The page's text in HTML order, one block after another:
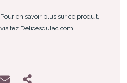
Pour en savoir plus sur ce produit,
visitez Delicesdulac.com